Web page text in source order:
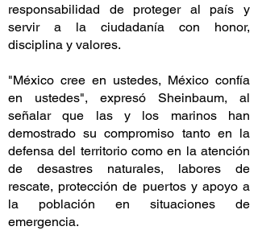
responsabilidad de proteger al país y
servir a la ciudadanía con honor,
disciplina y valores.
"México cree en ustedes, México confía
en ustedes", expresó Sheinbaum, al
señalar que las y los marinos han
demostrado su compromiso tanto en la
defensa del territorio como en la atención
de desastres naturales, labores de
rescate, protección de puertos y apoyo a
la población en situaciones de
emergencia.